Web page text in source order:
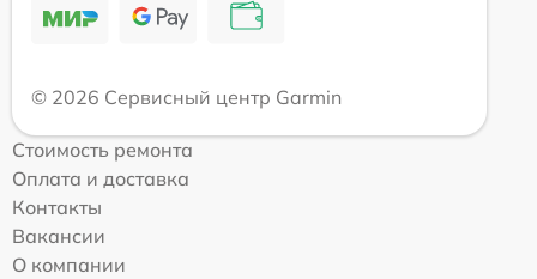
© 2026 Сервисный центр Garmin
Стоимость ремонта
Оплата и доставка
Контакты
Вакансии
О компании